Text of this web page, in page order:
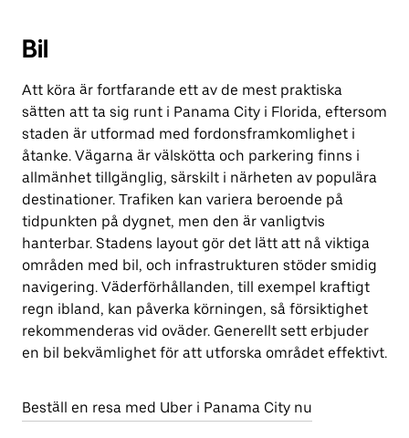
Bil
Att köra är fortfarande ett av de mest praktiska
sätten att ta sig runt i Panama City i Florida, eftersom
staden är utformad med fordonsframkomlighet i
åtanke. Vägarna är välskötta och parkering finns i
allmänhet tillgänglig, särskilt i närheten av populära
destinationer. Trafiken kan variera beroende på
tidpunkten på dygnet, men den är vanligtvis
hanterbar. Stadens layout gör det lätt att nå viktiga
områden med bil, och infrastrukturen stöder smidig
navigering. Väderförhållanden, till exempel kraftigt
regn ibland, kan påverka körningen, så försiktighet
rekommenderas vid oväder. Generellt sett erbjuder
en bil bekvämlighet för att utforska området effektivt.
Beställ en resa med Uber i Panama City nu